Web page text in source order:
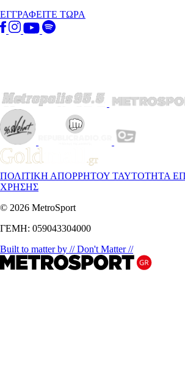
ΕΓΓΡΑΦΕΙΤΕ ΤΩΡΑ
ΠΟΛΙΤΙΚΗ ΑΠΟΡΡΗΤΟΥ ΤΑΥΤΟΤΗΤΑ
ΧΡΗΣΗΣ
© 2026 MetroSport
ΓΕΜΗ: 059043304000
Built to matter by // Don't Matter //